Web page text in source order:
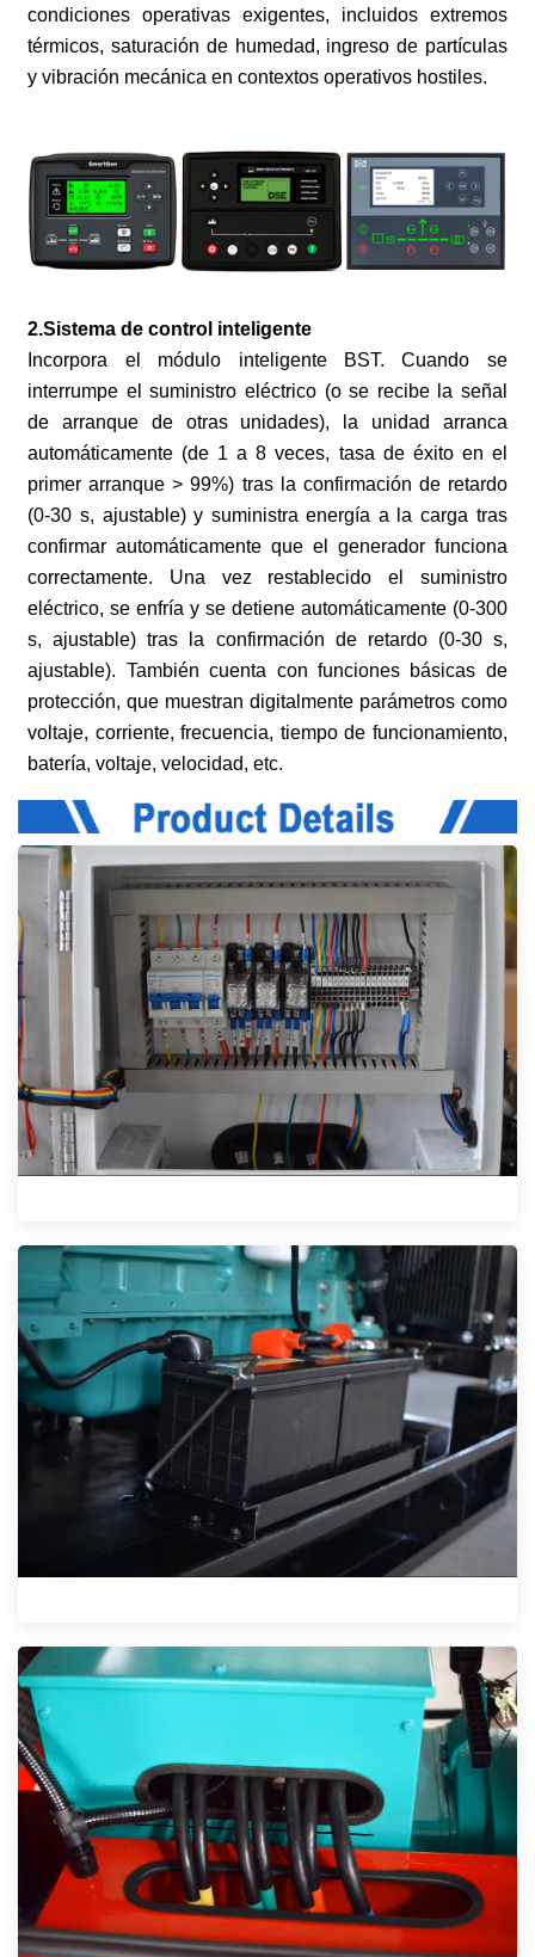
condiciones operativas exigentes, incluidos extremos
térmicos, saturación de humedad, ingreso de partículas
y vibración mecánica en contextos operativos hostiles.
2.Sistema de control inteligente
Incorpora el módulo inteligente BST. Cuando se
interrumpe el suministro eléctrico (o se recibe la señal
de arranque de otras unidades), la unidad arranca
automáticamente (de 1 a 8 veces, tasa de éxito en el
primer arranque > 99%) tras la confirmación de retardo
(0-30 s, ajustable) y suministra energía a la carga tras
confirmar automáticamente que el generador funciona
correctamente. Una vez restablecido el suministro
eléctrico, se enfría y se detiene automáticamente (0-300
s, ajustable) tras la confirmación de retardo (0-30 s,
ajustable). También cuenta con funciones básicas de
protección, que muestran digitalmente parámetros como
voltaje, corriente, frecuencia, tiempo de funcionamiento,
batería, voltaje, velocidad, etc.